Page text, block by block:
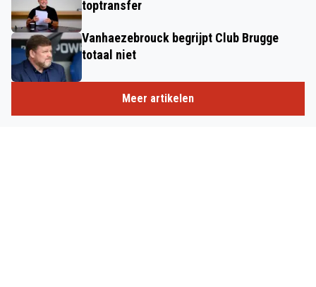
toptransfer
Vanhaezebrouck begrijpt Club Brugge
totaal niet
Meer artikelen